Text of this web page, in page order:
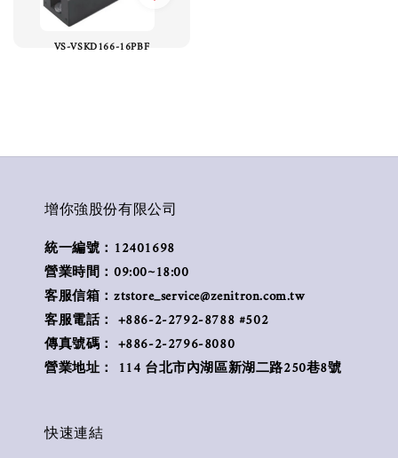
VS-VSKD166-16PBF
增你強股份有限公司
統一編號：12401698
營業時間：09:00~18:00
客服信箱：ztstore_service@zenitron.com.tw
客服電話： +886-2-2792-8788 #502
傳真號碼： +886-2-2796-8080
營業地址： 114 台北市內湖區新湖二路250巷8號
快速連結